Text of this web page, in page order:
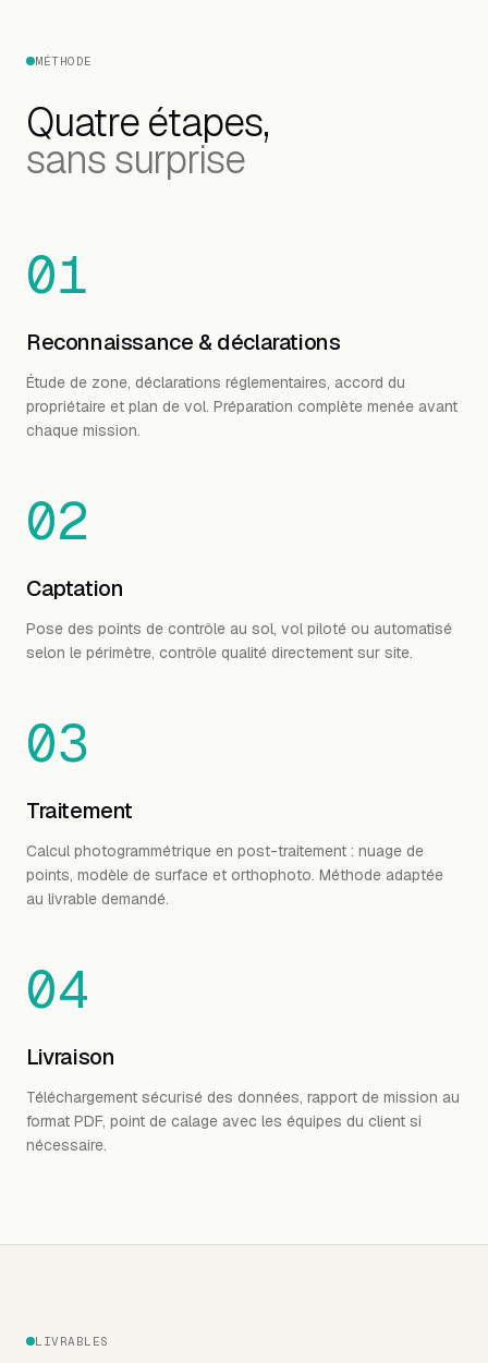
MÉTHODE
Quatre étapes,
sans surprise
01
Reconnaissance & déclarations
Étude de zone, déclarations réglementaires, accord du
propriétaire et plan de vol. Préparation complète menée avant
chaque mission.
02
Captation
Pose des points de contrôle au sol, vol piloté ou automatisé
selon le périmètre, contrôle qualité directement sur site.
03
Traitement
Calcul photogrammétrique en post-traitement : nuage de
points, modèle de surface et orthophoto. Méthode adaptée
au livrable demandé.
04
Livraison
Téléchargement sécurisé des données, rapport de mission au
format PDF, point de calage avec les équipes du client si
nécessaire.
LIVRABLES